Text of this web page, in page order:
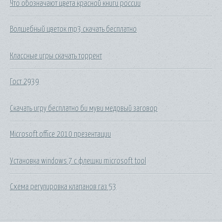
Что обозначают цвета красной книги россии
Волшебный цветок mp3 скачать бесплатно
Классные игры скачать торрент
Гост 2939
Скачать игру бесплатно би муви медовый заговор
Microsoft office 2010 презентации
Установка windows 7 с флешки microsoft tool
Схема регулировка клапанов газ 53